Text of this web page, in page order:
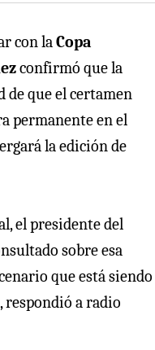
con laCopa
confirmó que la
de que el certamen
permanente en el
la edición de
el presidente del
sobre esa
que está siendo
, respondió a radio